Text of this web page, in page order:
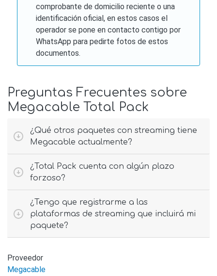
comprobante de domicilio reciente o una
identificación oficial, en estos casos el
operador se pone en contacto contigo por
WhatsApp para pedirte fotos de estos
documentos.
Preguntas Frecuentes sobre
Megacable Total Pack
¿Qué otros paquetes con streaming tiene
Megacable actualmente?
¿Total Pack cuenta con algún plazo
forzoso?
¿Tengo que registrarme a las
plataformas de streaming que incluirá mi
paquete?
Proveedor
Megacable